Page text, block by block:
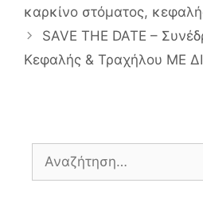
καρκίνο στόματος,
SAVE THE DATE –
Κεφαλής & Τραχήλου ΜΕ
για: